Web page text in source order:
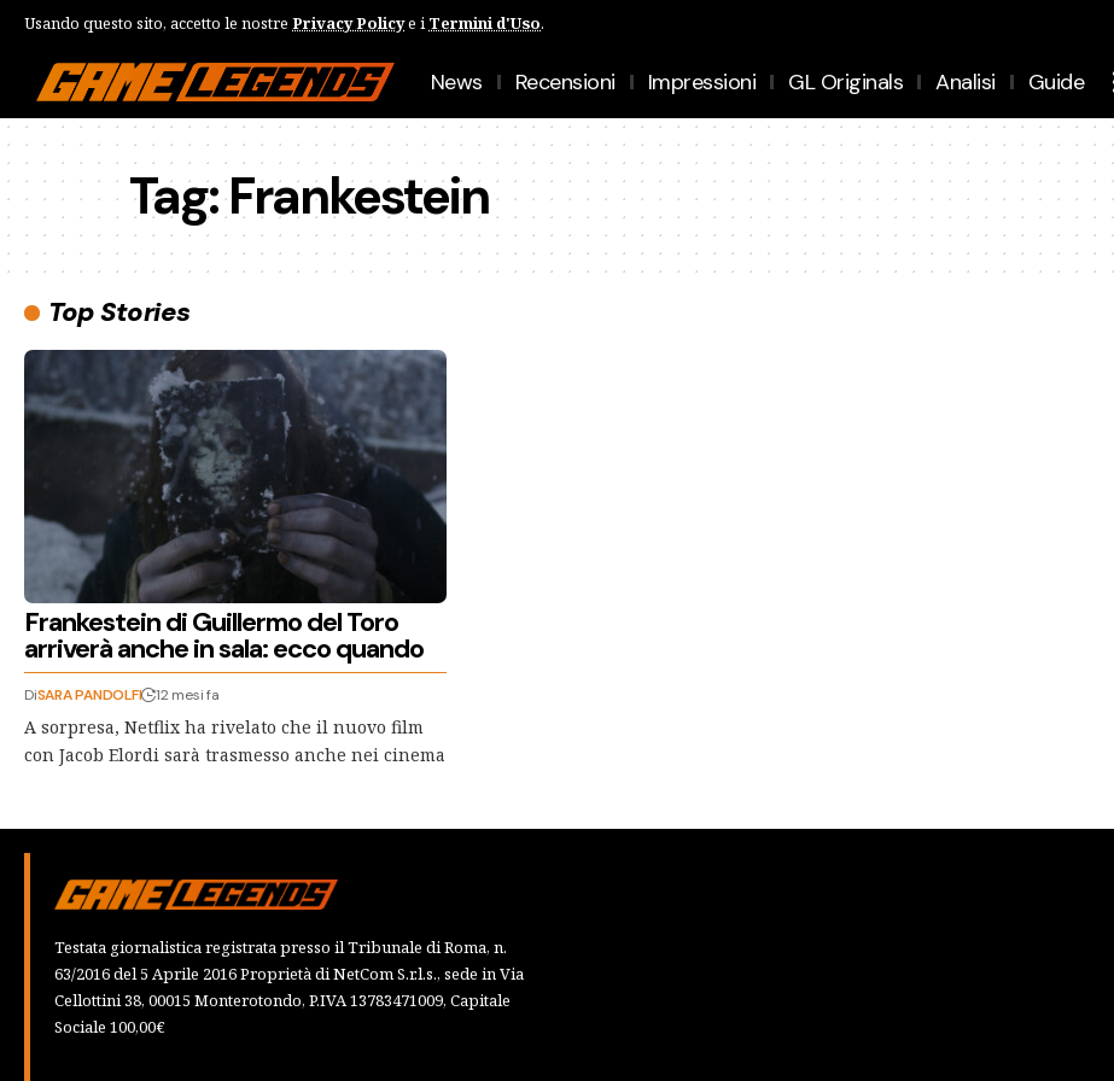
Usando questo sito, accetto le nostre Privacy Policye i Termini d'Uso.
News Recensioni Impressioni GL Originals Analisi Guide
Tag:Frankestein
Top Stories
Frankestein di Guillermo del Toro
arriverà anche in sala: ecco quando
DiSARA PANDOLFI 12 mesi fa
A sorpresa, Netflix ha rivelato che il nuovo film
con Jacob Elordi sarà trasmesso anche nei cinema
Testata giornalistica registrata presso il Tribunale di Roma, n.
63/2016 del 5 Aprile 2016 Proprietà di NetCom S.r.l.s., sede in Via
Cellottini 38, 00015 Monterotondo, P.IVA 13783471009, Capitale
Sociale 100,00€